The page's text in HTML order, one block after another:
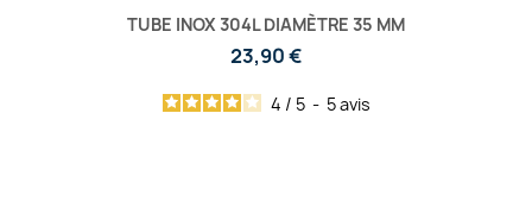
TUBE INOX 304L DIAMÈTRE 35 MM
23,90 €
4 / 5 - 5avis